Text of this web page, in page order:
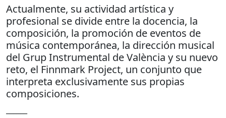
Actualmente, su actividad artística y
profesional se divide entre la docencia, la
composición, la promoción de eventos de
música contemporánea, la dirección musical
del Grup Instrumental de València y su nuevo
reto, el Finnmark Project, un conjunto que
interpreta exclusivamente sus propias
composiciones.